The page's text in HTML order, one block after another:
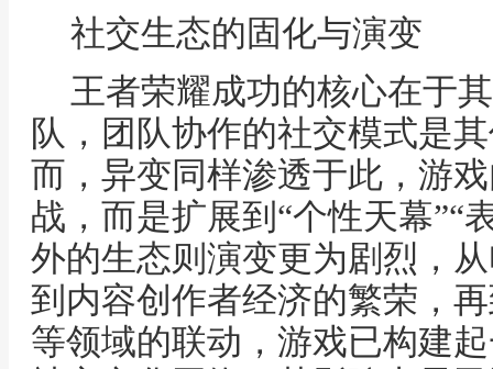
社交生态的固化与演变
王者荣耀成功的核心在于
队，团队协作的社交模式是
而，异变同样渗透于此，游
战，而是扩展到“个性天幕”“
外的生态则演变更为剧烈，
到内容创作者经济的繁荣，
等领域的联动，游戏已构建